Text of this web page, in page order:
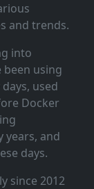
and trends.
into
been using
used
Docker
years, and
days.
since 2012